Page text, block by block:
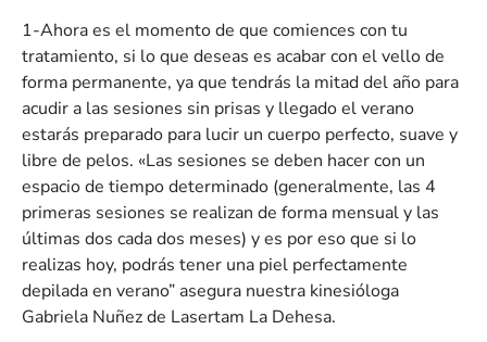
1-Ahora es el momento de que comiences con tu
tratamiento, si lo que deseas es acabar con el vello de
forma permanente, ya que tendrás la mitad del año para
acudir a las sesiones sin prisas y llegado el verano
estarás preparado para lucir un cuerpo perfecto, suave y
libre de pelos. «Las sesiones se deben hacer con un
espacio de tiempo determinado (generalmente, las 4
primeras sesiones se realizan de forma mensual y las
últimas dos cada dos meses) y es por eso que si lo
realizas hoy, podrás tener una piel perfectamente
depilada en verano” asegura nuestra kinesióloga
Gabriela Nuñez de Lasertam La Dehesa.